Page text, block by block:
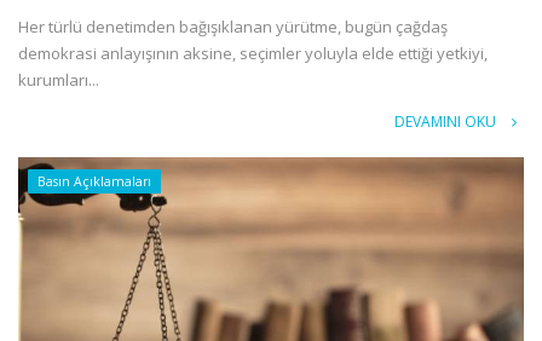
Her türlü denetimden bağışıklanan yürütme, bugün çağdaş
demokrasi anlayışının aksine, seçimler yoluyla elde ettiği yetkiyi,
kurumları...
DEVAMINI OKU
Basın Açıklamaları